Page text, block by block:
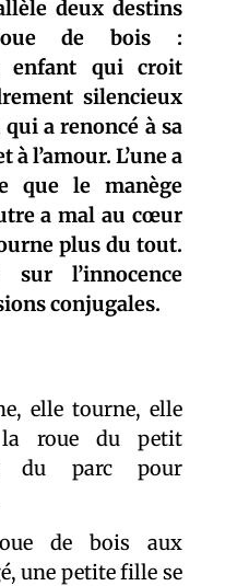
deux destins
de bois :
enfant qui croit
silencieux
a renoncé à sa
à l’amour. L’une a
que le manège
a mal au cœur
plus du tout.
l’innocence
conjugales.
elle tourne, elle
roue du petit
du parc pour
de bois aux
une petite fille se